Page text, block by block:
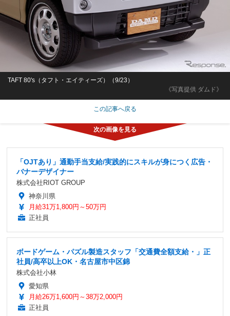
《写真提供 ダムド》
TAFT 80's（タフト・エイティーズ）（9/23）
この記事へ戻る
「OJTあり」通勤手当支給/実践的にスキルが身につく広告・
バナーデザイナー
株式会社RIOT GROUP
神奈川県
月給31万1,800円～50万円
正社員
ボードゲーム・パズル製造スタッフ「交通費全額支給・」正
社員/高卒以上OK・名古屋市中区錦
株式会社小林
愛知県
月給26万1,600円～38万2,000円
正社員